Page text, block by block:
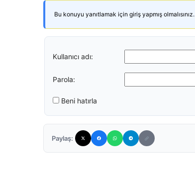
Bu konuyu yanıtlamak için giriş yapmış olmalısınız.
Kullanıcı adı:
Parola:
Beni hatırla
Paylaş: